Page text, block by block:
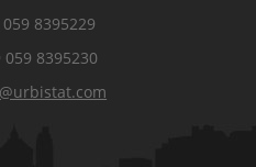
8395229
8395230